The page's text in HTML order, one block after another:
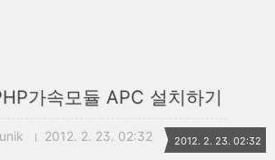
가속모듈 APC 설치하기
2012. 2. 23. 02:32 2012. 2. 23. 02:32